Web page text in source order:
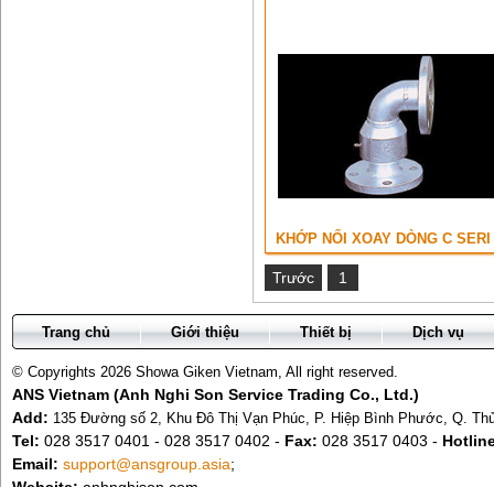
KHỚP NỐI XOAY DÒNG C
Trước 1
Trang chủ Giới thiệu Thiết bị Dịch vụ
© Copyrights 2026 Showa Giken Vietnam, All right reserved.
ANS Vietnam (Anh Nghi Son Service Trading Co., Ltd.)
Add: 135 Đường số 2, Khu Đô Thị Vạn Phúc, P. Hiệp Bình Phước, Q.
Tel: 028 3517 0401 - 028 3517 0402 - Fax: 028 3517 0403 -
Email: support@ansgroup.asia;